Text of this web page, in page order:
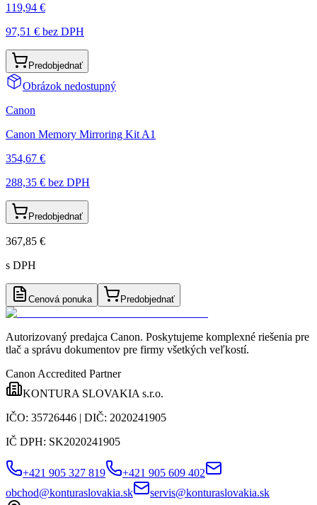
119,94 €
97,51 € bez DPH
Predobjednať
Obrázok nedostupný
Canon
Canon Memory Mirroring Kit A1
354,67 €
288,35 € bez DPH
Predobjednať
367,85 €
s DPH
Cenová ponuka Predobjednať
Autorizovaný predajca Canon. Poskytujeme komplexné riešenia pre
tlač a správu dokumentov pre firmy všetkých veľkostí.
Canon Accredited Partner
KONTURA SLOVAKIA s.r.o.
IČO: 35726446 | DIČ: 2020241905
IČ DPH: SK2020241905
+421 905 327 819
+421 905 609 402
obchod@konturaslovakia.sk
servis@konturaslovakia.sk